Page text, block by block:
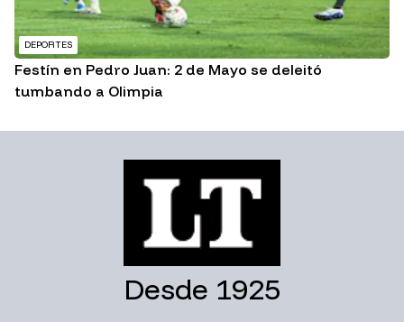
DEPORTES
Festín en Pedro Juan: 2 de Mayo se deleitó
tumbando a Olimpia
Desde 1925